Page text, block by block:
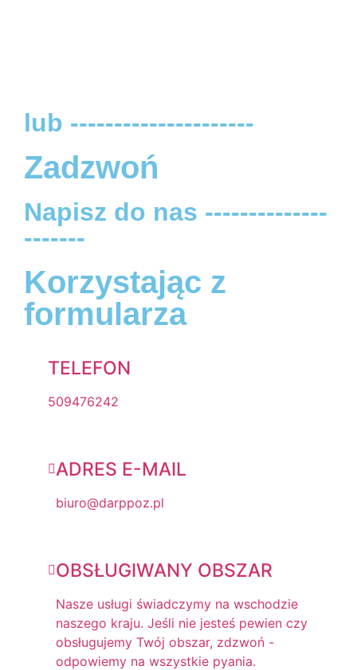
Napisz do nas --------------
-------
Korzystając z
formularza
lub ---------------------
Zadzwoń
TELEFON
509476242
ADRES E-MAIL
biuro@darppoz.pl
OBSŁUGIWANY OBSZAR
Nasze usługi świadczymy na wschodzie
naszego kraju. Jeśli nie jesteś pewien czy
obsługujemy Twój obszar, zdzwoń -
odpowiemy na wszystkie pyania.